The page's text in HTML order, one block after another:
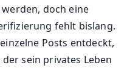
doch eine
fehlt bislang.
Posts entdeckt,
sein privates Leben